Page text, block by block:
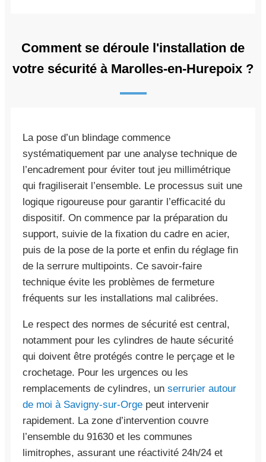
Comment se déroule l'installation de
votre sécurité à Marolles-en-Hurepoix ?
La pose d’un blindage commence
systématiquement par une analyse technique de
l’encadrement pour éviter tout jeu millimétrique
qui fragiliserait l’ensemble. Le processus suit une
logique rigoureuse pour garantir l’efficacité du
dispositif. On commence par la préparation du
support, suivie de la fixation du cadre en acier,
puis de la pose de la porte et enfin du réglage fin
de la serrure multipoints. Ce savoir-faire
technique évite les problèmes de fermeture
fréquents sur les installations mal calibrées.
Le respect des normes de sécurité est central,
notamment pour les cylindres de haute sécurité
qui doivent être protégés contre le perçage et le
crochetage. Pour les urgences ou les
remplacements de cylindres, un serrurier autour
de moi à Savigny-sur-Orge peut intervenir
rapidement. La zone d’intervention couvre
l’ensemble du 91630 et les communes
limitrophes, assurant une réactivité 24h/24 et